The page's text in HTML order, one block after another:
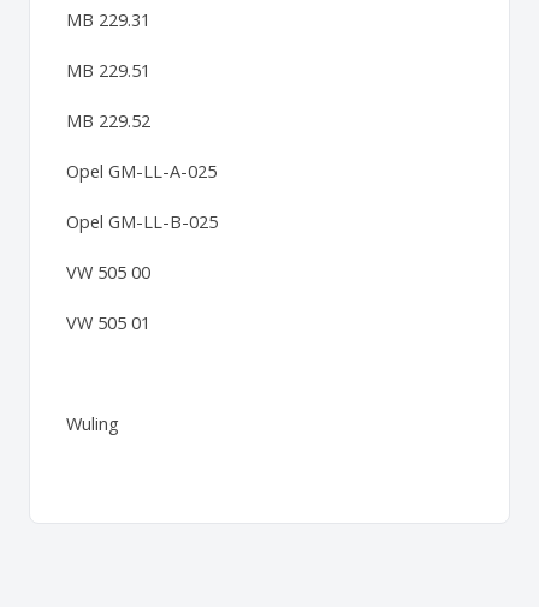
MB 229.31
MB 229.51
MB 229.52
Opel GM-LL-A-025
Opel GM-LL-B-025
VW 505 00
VW 505 01
Wuling